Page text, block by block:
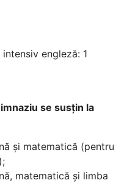
engleză: 1
se susțin la
și matematică (pentru
matematică și limba